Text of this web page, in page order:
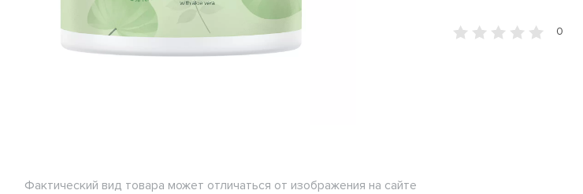
Фактический вид товара может отличаться от изображения на сайте
0